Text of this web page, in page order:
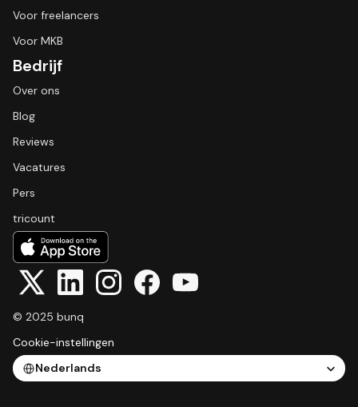
Voor freelancers
Voor MKB
Bedrijf
Over ons
Blog
Reviews
Vacatures
Pers
tricount
© 2025 bunq
Cookie-instellingen
Select Language
Nederlands